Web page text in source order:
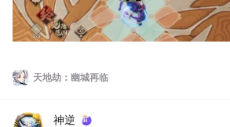
天地劫：幽城再临
神逆